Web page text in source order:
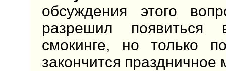
обсуждения этого
разрешил появиться
смокинге, но только
закончится праздничное